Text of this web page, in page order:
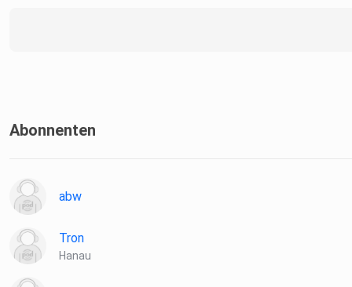
Abonnenten
abw
Tron
Hanau